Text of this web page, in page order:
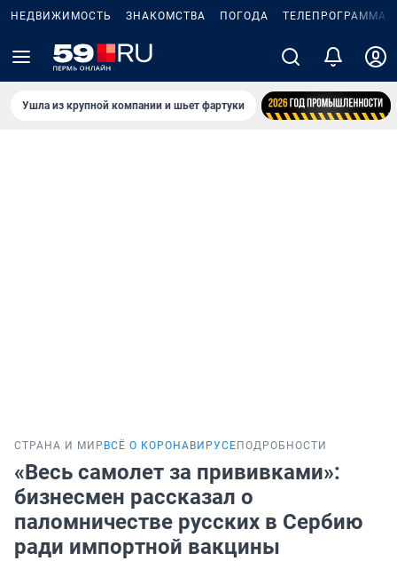
НЕДВИЖИМОСТЬ ЗНАКОМСТВА ПОГОДА ТЕЛЕПРОГРАММА
Ушла из крупной компании и шьет фартуки
СТРАНА И МИР ВСЁ О КОРОНАВИРУСЕ ПОДРОБНОСТИ
«Весь самолет за прививками»:
бизнесмен рассказал о
паломничестве русских в Сербию
ради импортной вакцины